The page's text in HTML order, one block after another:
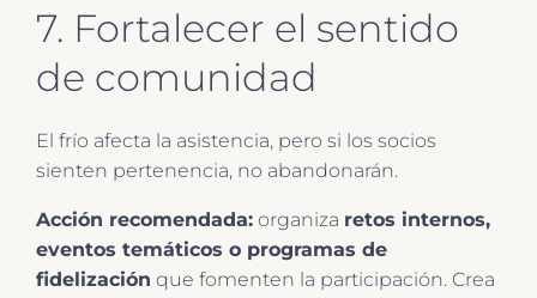
7. Fortalecer el sentido
de comunidad
El frío afecta la asistencia, pero si los socios
sienten pertenencia, no abandonarán.
Acción recomendada: organiza retos internos,
eventos temáticos o programas de
fidelización que fomenten la participación. Crea